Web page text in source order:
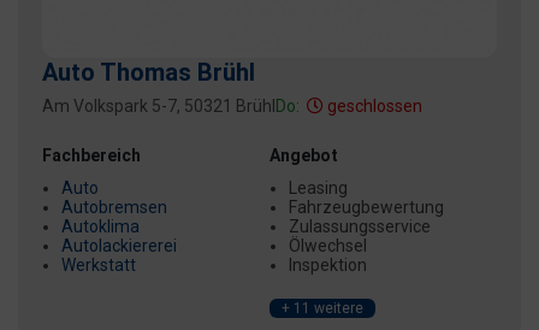
Auto Thomas Brühl
Am Volkspark 5-7, 50321 Brühl Do: geschlossen
Fachbereich
Auto
Autobremsen
Autoklima
Autolackiererei
Werkstatt
Angebot
Leasing
Fahrzeugbewertung
Zulassungsservice
Ölwechsel
Inspektion
+ 11 weitere